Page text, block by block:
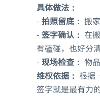
具体做法：
- 拍照留底： 搬
- 签字确认： 在
有磕碰，也好分
- 现场检查： 物
维权依据： 根据
签字就是最有力